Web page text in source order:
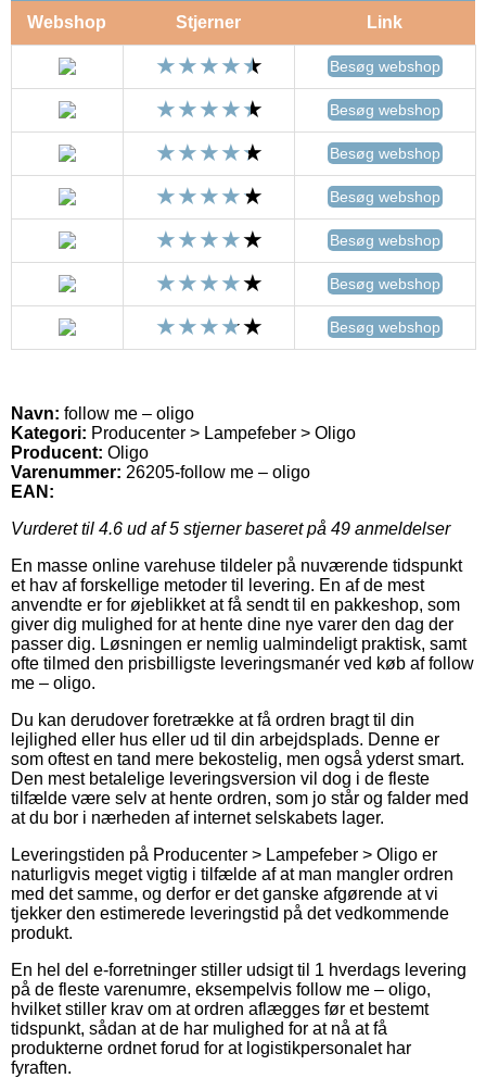
Webshop Stjerner Link
Besøg webshop
Besøg webshop
Besøg webshop
Besøg webshop
Besøg webshop
Besøg webshop
Besøg webshop
Navn: follow me – oligo
Kategori: Producenter > Lampefeber > Oligo
Producent: Oligo
Varenummer: 26205-follow me – oligo
EAN:
Vurderet til 4.6 ud af 5 stjerner baseret på 49 anmeldelser
En masse online varehuse tildeler på nuværende tidspunkt
et hav af forskellige metoder til levering. En af de mest
anvendte er for øjeblikket at få sendt til en pakkeshop, som
giver dig mulighed for at hente dine nye varer den dag der
passer dig. Løsningen er nemlig ualmindeligt praktisk, samt
ofte tilmed den prisbilligste leveringsmanér ved køb af follow
me – oligo.
Du kan derudover foretrække at få ordren bragt til din
lejlighed eller hus eller ud til din arbejdsplads. Denne er
som oftest en tand mere bekostelig, men også yderst smart.
Den mest betalelige leveringsversion vil dog i de fleste
tilfælde være selv at hente ordren, som jo står og falder med
at du bor i nærheden af internet selskabets lager.
Leveringstiden på Producenter > Lampefeber > Oligo er
naturligvis meget vigtig i tilfælde af at man mangler ordren
med det samme, og derfor er det ganske afgørende at vi
tjekker den estimerede leveringstid på det vedkommende
produkt.
En hel del e-forretninger stiller udsigt til 1 hverdags levering
på de fleste varenumre, eksempelvis follow me – oligo,
hvilket stiller krav om at ordren aflægges før et bestemt
tidspunkt, sådan at de har mulighed for at nå at få
produkterne ordnet forud for at logistikpersonalet har
fyraften.